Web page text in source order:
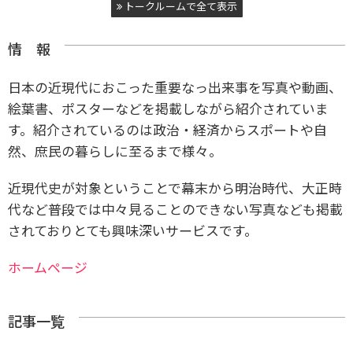
トークルームで全て表示
情 報
日本の近現代におこった重要なっ出来事を写真や動画、
絵葉書、ポスターなどを掲載しながら紹介されていま
す。紹介されているのは政治・経済からスポートや自
然、庶民の暮らしに至るまで様々。
近現代史が対象ということで幕末から明治時代、大正時
代など普段では中々見ることのできない写真なども掲載
されておりとても興味深いサービスです。
ホームページ
記事一覧